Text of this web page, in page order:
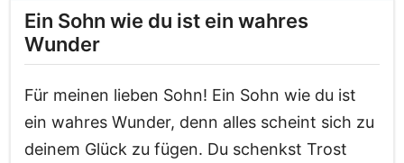
Ein Sohn wie du ist ein wahres
Wunder
Für meinen lieben Sohn! Ein Sohn wie du ist
ein wahres Wunder, denn alles scheint sich zu
deinem Glück zu fügen. Du schenkst Trost